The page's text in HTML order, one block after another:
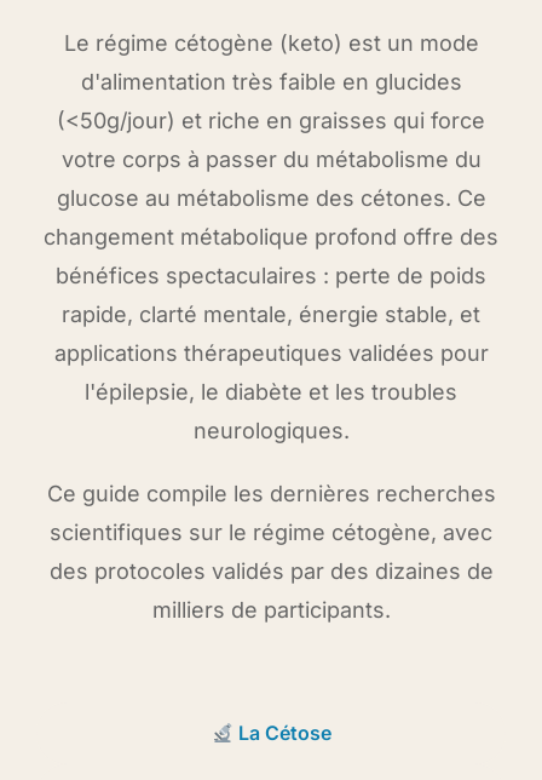
Le régime cétogène (keto) est un mode
d'alimentation très faible en glucides
(<50g/jour) et riche en graisses qui force
votre corps à passer du métabolisme du
glucose au métabolisme des cétones. Ce
changement métabolique profond offre des
bénéfices spectaculaires : perte de poids
rapide, clarté mentale, énergie stable, et
applications thérapeutiques validées pour
l'épilepsie, le diabète et les troubles
neurologiques.
Ce guide compile les dernières recherches
scientifiques sur le régime cétogène, avec
des protocoles validés par des dizaines de
milliers de participants.
La Cétose